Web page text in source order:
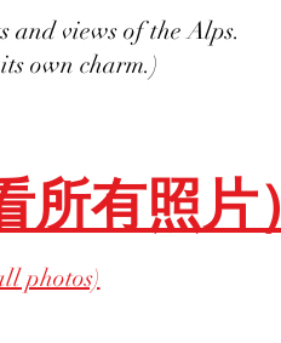
and views of the Alps.
own charm.)
有照片）
photos)